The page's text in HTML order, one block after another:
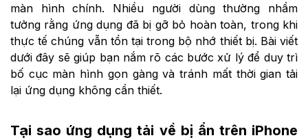
màn hình chính. Nhiều người dùng thường nhầm
tưởng rằng ứng dụng đã bị gỡ bỏ hoàn toàn, trong khi
thực tế chúng vẫn tồn tại trong bộ nhớ thiết bị. Bài viết
dưới đây sẽ giúp bạn nắm rõ các bước xử lý để duy trì
bố cục màn hình gọn gàng và tránh mất thời gian tải
lại ứng dụng không cần thiết.
Tại sao ứng dụng tải về bị ẩn trên iPhone